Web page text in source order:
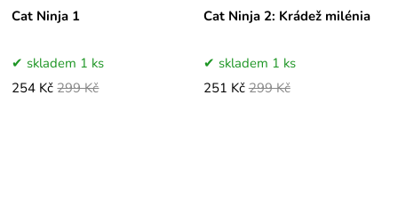
Cat Ninja 1
skladem 1 ks
254 Kč 299 Kč
Cat Ninja 2: Krádež milénia
skladem 1 ks
251 Kč 299 Kč